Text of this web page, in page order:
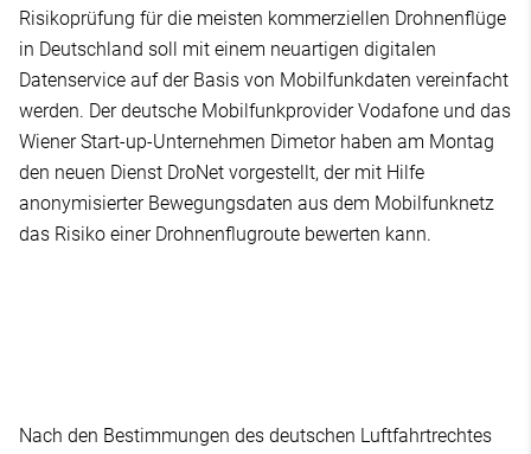
Risikoprüfung für die meisten kommerziellen Drohnenflüge
in Deutschland soll mit einem neuartigen digitalen
Datenservice auf der Basis von Mobilfunkdaten vereinfacht
werden. Der deutsche Mobilfunkprovider Vodafone und das
Wiener Start-up-Unternehmen Dimetor haben am Montag
den neuen Dienst DroNet vorgestellt, der mit Hilfe
anonymisierter Bewegungsdaten aus dem Mobilfunknetz
das Risiko einer Drohnenflugroute bewerten kann.
Nach den Bestimmungen des deutschen Luftfahrtrechtes